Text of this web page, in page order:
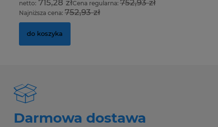
715,28 złCena regularna:752,93 zł
Najniższa cena: 752,93 zł
do koszyka
Darmowa dostawa